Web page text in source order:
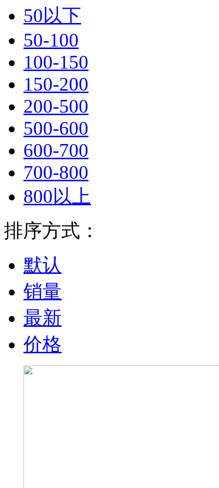
50以下
50-100
100-150
150-200
200-500
500-600
600-700
700-800
800以上
排序方式：
默认
销量
最新
价格